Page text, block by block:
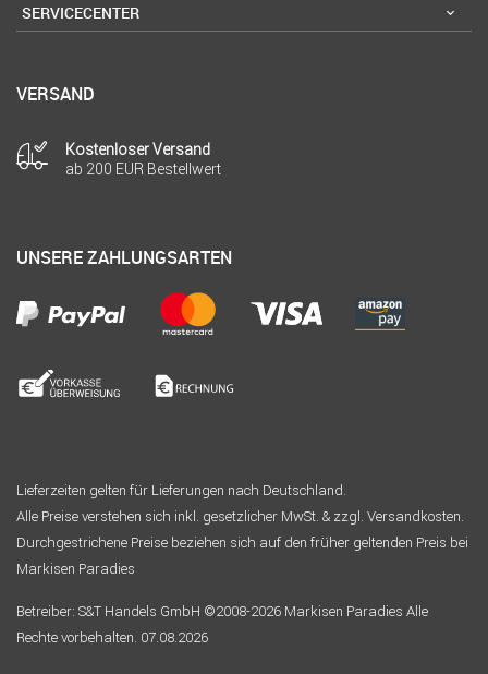
SERVICECENTER
VERSAND
Kostenloser Versand
ab 200 EUR Bestellwert
UNSERE ZAHLUNGSARTEN
Lieferzeiten gelten für Lieferungen nach Deutschland.
Alle Preise verstehen sich inkl. gesetzlicher MwSt. & zzgl. Versandkosten.
Durchgestrichene Preise beziehen sich auf den früher geltenden Preis bei
Markisen Paradies
Betreiber: S&T Handels GmbH ©2008-2026 Markisen Paradies Alle
Rechte vorbehalten. 07.08.2026